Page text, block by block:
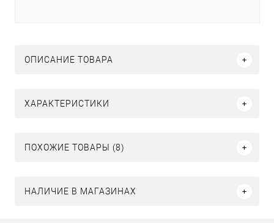
ОПИСАНИЕ ТОВАРА
ХАРАКТЕРИСТИКИ
ПОХОЖИЕ ТОВАРЫ (8)
НАЛИЧИЕ В МАГАЗИНАХ